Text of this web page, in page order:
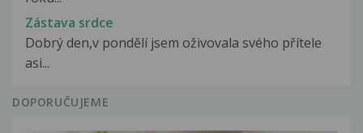
Zástava srdce
Dobrý den,v pondělí jsem oživovala svého přítele
asi...
DOPORUČUJEME